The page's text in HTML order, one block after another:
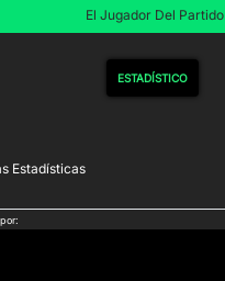
El Jugador Del Partido
ESTADÍSTICO
Estadísticas